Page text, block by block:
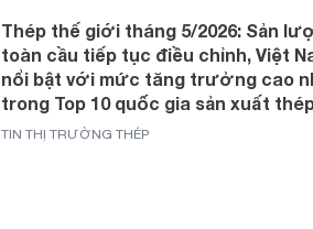
Thép thế giới tháng 5/2026: Sản
toàn cầu tiếp tục điều chỉnh, Việt
nổi bật với mức tăng trưởng cao
trong Top 10 quốc gia sản xuất
TIN THỊ TRƯỜNG THÉP